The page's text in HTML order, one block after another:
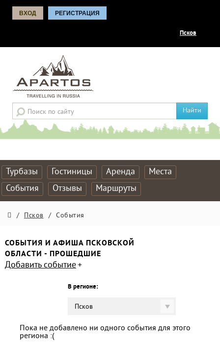
ВХОД РЕГИСТРАЦИЯ
Псков
Найти
Турбазы Гостиницы Аренда
Места
События
Отзывы Маршруты
/ Псков / События
СОБЫТИЯ И АФИША ПСКОВСКОЙ
ОБЛАСТИ - ПРОШЕДШИЕ
Добавить событие
В регионе:
Псков
Пока не добавлено ни одного события для этого
региона :(